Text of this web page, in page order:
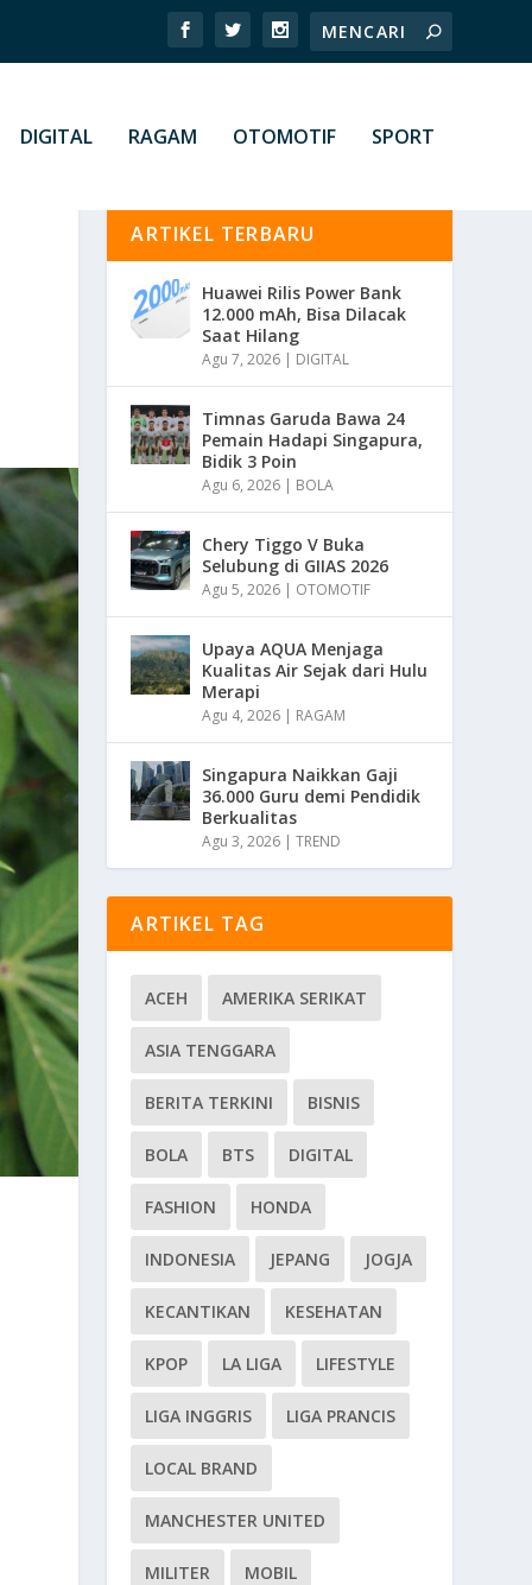
DIGITAL RAGAM OTOMOTIF SPORT
ARTIKEL TERBARU
Huawei Rilis Power Bank
12.000 mAh, Bisa Dilacak
Saat Hilang
Agu 7, 2026 | DIGITAL
Timnas Garuda Bawa 24
Pemain Hadapi Singapura,
Bidik 3 Poin
Agu 6, 2026 | BOLA
Chery Tiggo V Buka
Selubung di GIIAS 2026
Agu 5, 2026 | OTOMOTIF
Upaya AQUA Menjaga
Kualitas Air Sejak dari Hulu
Merapi
Agu 4, 2026 | RAGAM
Singapura Naikkan Gaji
36.000 Guru demi Pendidik
Berkualitas
Agu 3, 2026 |TREND
ARTIKEL TAG
ACEH AMERIKA SERIKAT
ASIA TENGGARA
BERITA TERKINI BISNIS
BOLA BTS DIGITAL
FASHION HONDA
INDONESIA JEPANG JOGJA
KECANTIKAN KESEHATAN
KPOP LA LIGA LIFESTYLE
LIGA INGGRIS LIGA PRANCIS
LOCAL BRAND
MANCHESTER UNITED
MILITER MOBIL